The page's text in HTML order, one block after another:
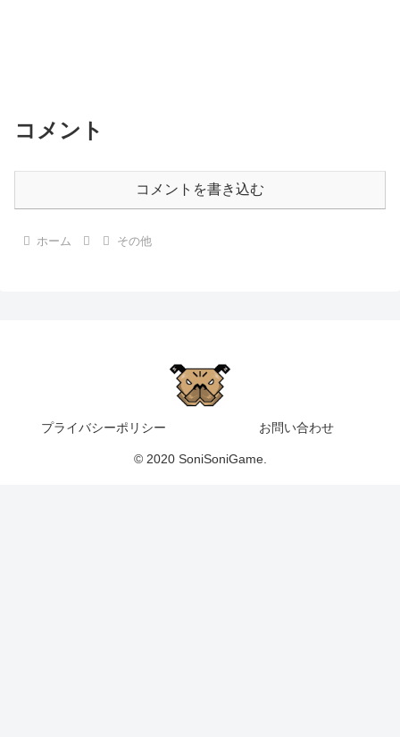
コメント
コメントを書き込む
ホーム その他
プライバシーポリシー お問い合わせ
© 2020 SoniSoniGame.